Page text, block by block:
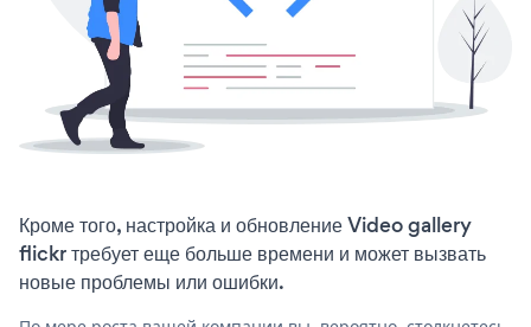
Кроме того, настройка и обновление Video gallery
flickr требует еще больше времени и может вызвать
новые проблемы или ошибки.